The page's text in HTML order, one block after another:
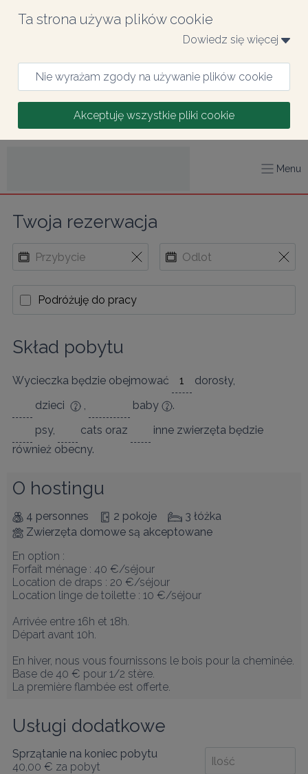
Ta strona używa plików cookie
Dowiedz się więcej
Nie wyrażam zgody na używanie plików cookie
Akceptuję wszystkie pliki cookie
Menu
Twoja rezerwacja
Podróżuję do pracy
Skład pobytu
Wycieczka będzie obejmować dorosły,
dzieci
, baby
.
psy, cats oraz inne zwierzęta będzie
również obecny.
O hostingu
4 personnes 2 pokoje
3 łóżka
Zwierzęta domowe są akceptowane
En option :
Forfait ménage : 40 €/séjour
Location de draps : 20 €/séjour
Location linge de toilette : 10 €/séjour
Arrivée entre 16h et 18h.
Départ avant 10h.
En hiver, nous vous fournissons le bois pour la cheminée.
Base de 40 € pour 1/2 stère.
La première flambée est offerte.
Usługi dodatkowe
Sprzątanie na koniec pobytu
40,00 € za pobyt